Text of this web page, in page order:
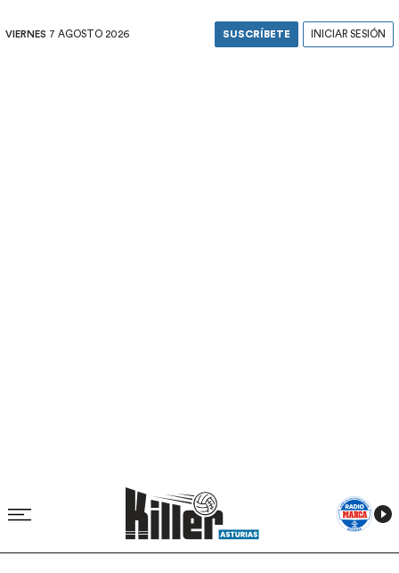
VIERNES 7 AGOSTO 2026 SUSCRÍBETE INICIAR SESIÓN